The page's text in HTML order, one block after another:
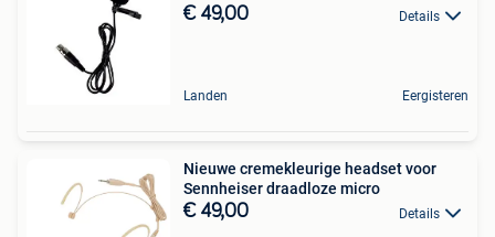
€ 49,00 Details
Landen Eergisteren
Nieuwe cremekleurige headset voor
Sennheiser draadloze micro
€ 49,00 Details